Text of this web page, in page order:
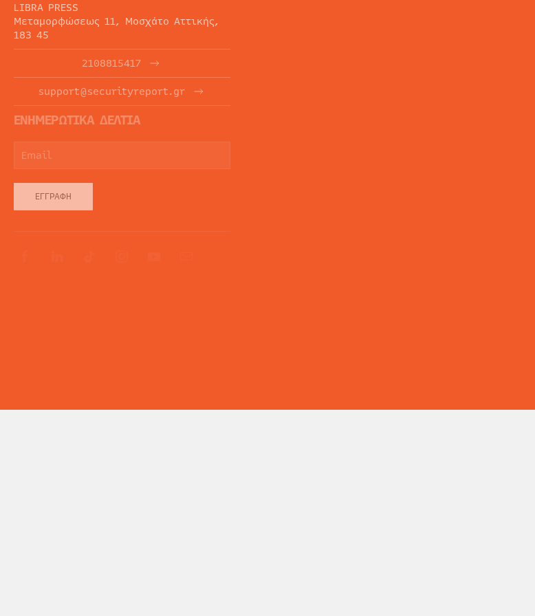
LIBRA PRESS
Μεταμορφώσεως 11, Μοσχάτο Αττικής,
183 45
2108815417
support@securityreport.gr
ΕΝΗΜΕΡΩΤΙΚΑ ΔΕΛΤΙΑ
ΕΓΓΡΑΦΉ